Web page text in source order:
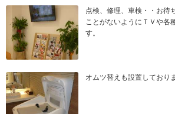
点検、修理、車検・・お待
ことがないようにＴＶや各
す。
オムツ替えも設置しており